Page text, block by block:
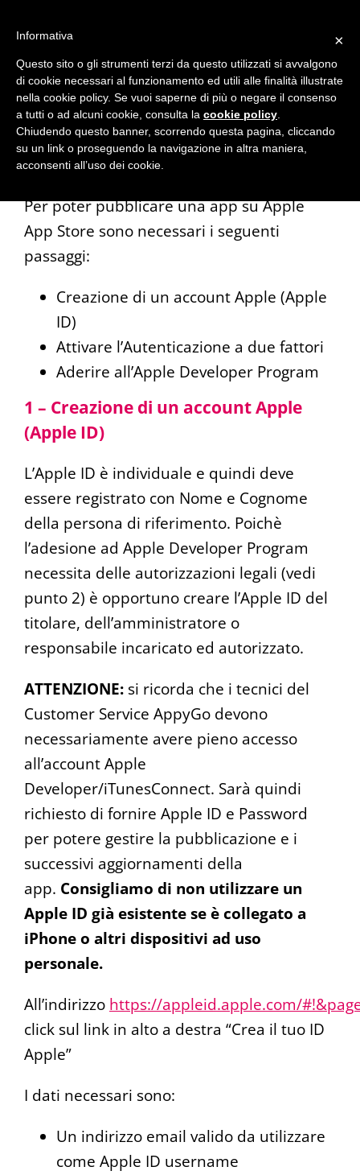
Creare un Apple ID e aderire
all’Apple Developer Program
Per poter pubblicare una app su Apple
App Store sono necessari i seguenti
passaggi:
Creazione di un account Apple (Apple
ID)
Attivare l’Autenticazione a due fattori
Aderire all’Apple Developer Program
1 – Creazione di un account Apple
(Apple ID)
L’Apple ID è individuale e quindi deve
essere registrato con Nome e Cognome
della persona di riferimento. Poichè
l’adesione ad Apple Developer Program
necessita delle autorizzazioni legali (vedi
punto 2) è opportuno creare l’Apple ID del
titolare, dell’amministratore o
responsabile incaricato ed autorizzato.
ATTENZIONE: si ricorda che i tecnici del
Customer Service AppyGo devono
necessariamente avere pieno accesso
all’account Apple
Developer/iTunesConnect. Sarà quindi
richiesto di fornire Apple ID e Password
per potere gestire la pubblicazione e i
successivi aggiornamenti della
app. Consigliamo di non utilizzare un
Apple ID già esistente se è collegato a
iPhone o altri dispositivi ad uso
personale.
All’indirizzo https://appleid.apple.com/
click sul link in alto a destra “Crea il tuo ID
Apple”
I dati necessari sono:
Un indirizzo email valido da utilizzare
come Apple ID username
×
Informativa
Questo sito o gli strumenti terzi da questo utilizzati si avvalgono
di cookie necessari al funzionamento ed utili alle finalità illustrate
nella cookie policy. Se vuoi saperne di più o negare il consenso
a tutti o ad alcuni cookie, consulta la cookie policy
Chiudendo questo banner, scorrendo questa pagina, cliccando
su un link o proseguendo la navigazione in altra maniera,
acconsenti all’uso dei cookie.